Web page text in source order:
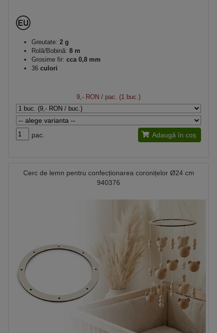
Greutate: 2 g
Rolă/Bobină: 8 m
Grosime fir: cca 0,8 mm
36 culori
9,- RON / pac. (1 buc.)
pac. Adaugă în coș
Cerc de lemn pentru confecționarea coronițelor Ø24 cm
940376